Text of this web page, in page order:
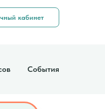
кабинет
События